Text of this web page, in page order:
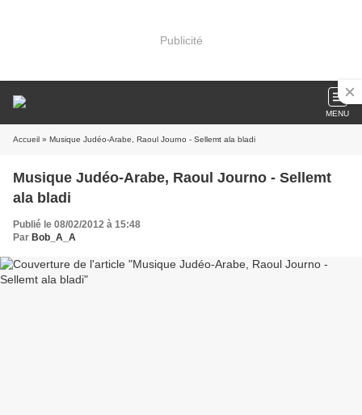
Publicité
MENU
Accueil » Musique Judéo-Arabe, Raoul Journo - Sellemt ala bladi
Musique Judéo-Arabe, Raoul Journo - Sellemt
ala bladi
Publié le 08/02/2012 à 15:48
Par Bob_A_A